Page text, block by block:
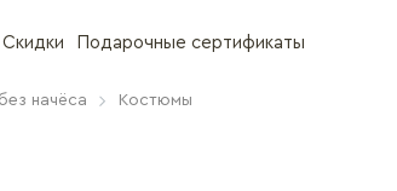
Скидки Подарочные сертификаты
начёса Костюмы